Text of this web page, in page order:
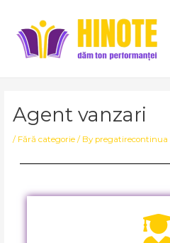
content
Agent vanzari
/ Fără categorie / By pregatirecontinua
navigation